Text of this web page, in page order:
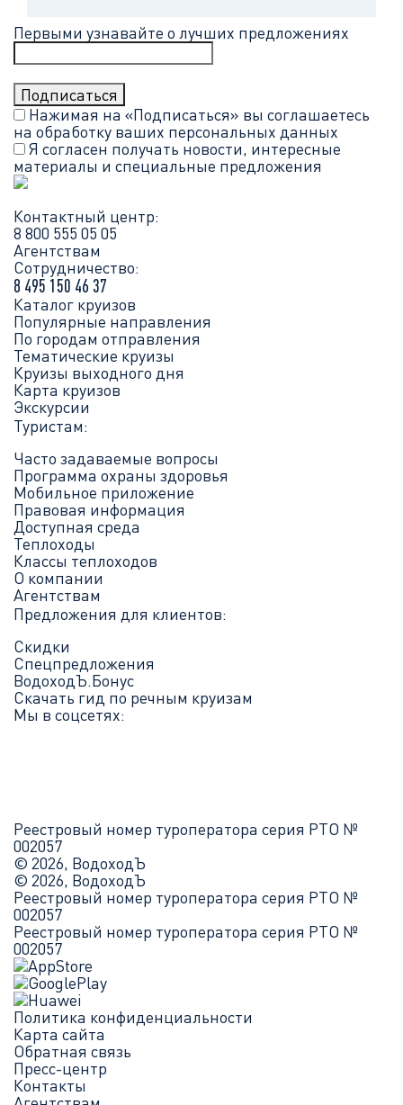
Первыми узнавайте о лучших предложениях
Нажимая на «Подписаться» вы соглашаетесь
на обработку ваших персональных данных
Я согласен получать новости, интересные
материалы и специальные предложения
Контактный центр:
8 800 555 05 05
Агентствам
Сотрудничество:
8 495 150 46 37
Каталог круизов
Популярные направления
По городам отправления
Тематические круизы
Круизы выходного дня
Карта круизов
Экскурсии
Туристам:
Часто задаваемые вопросы
Программа охраны здоровья
Мобильное приложение
Правовая информация
Доступная среда
Теплоходы
Классы теплоходов
О компании
Агентствам
Предложения для клиентов:
Скидки
Спецпредложения
ВодоходЪ.Бонус
Скачать гид по речным круизам
Мы в соцсетях:
Реестровый номер туроператора серия РТО №
002057
© 2026, ВодоходЪ
© 2026, ВодоходЪ
Реестровый номер туроператора серия РТО №
002057
Реестровый номер туроператора серия РТО №
002057
Политика конфиденциальности
Карта сайта
Обратная связь
Пресс-центр
Контакты